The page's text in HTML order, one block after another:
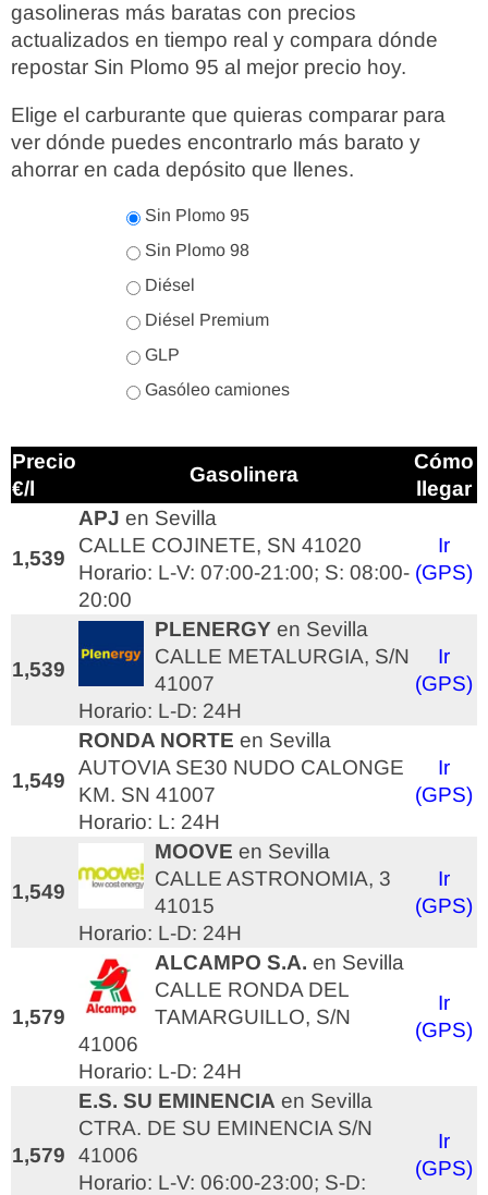
gasolineras más baratas con precios
actualizados en tiempo real y compara dónde
repostar Sin Plomo 95 al mejor precio hoy.
Elige el carburante que quieras comparar para
ver dónde puedes encontrarlo más barato y
ahorrar en cada depósito que llenes.
Sin Plomo 95
Sin Plomo 98
Diésel
Diésel Premium
GLP
Gasóleo camiones
Precio
€/l
Gasolinera
Cómo
llegar
1,539
APJ en Sevilla
CALLE COJINETE, SN 41020
Horario: L-V: 07:00-21:00; S: 08:00-
20:00
Ir
(GPS)
1,539
PLENERGY en Sevilla
CALLE METALURGIA, S/N
41007
Horario: L-D: 24H
Ir
(GPS)
1,549
RONDA NORTE en Sevilla
AUTOVIA SE30 NUDO CALONGE
KM. SN 41007
Horario: L: 24H
Ir
(GPS)
1,549
MOOVE en Sevilla
CALLE ASTRONOMIA, 3
41015
Horario: L-D: 24H
Ir
(GPS)
1,579
ALCAMPO S.A. en Sevilla
CALLE RONDA DEL
TAMARGUILLO, S/N
41006
Horario: L-D: 24H
Ir
(GPS)
1,579
E.S. SU EMINENCIA en Sevilla
CTRA. DE SU EMINENCIA S/N
41006
Horario: L-V: 06:00-23:00; S-D:
Ir
(GPS)